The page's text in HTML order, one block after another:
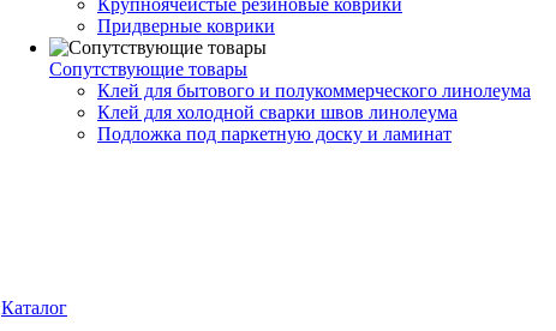
Крупноячеистые резиновые коврики
Придверные коврики
Сопутствующие товары
Клей для бытового и полукоммерческого линолеума
Клей для холодной сварки швов линолеума
Подложка под паркетную доску и ламинат
Каталог